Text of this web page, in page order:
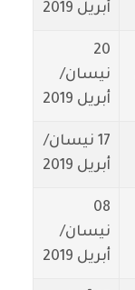
أبريل 2019
20
نيسان/
أبريل 2019
17 نيسان/
أبريل 2019
08
نيسان/
أبريل 2019